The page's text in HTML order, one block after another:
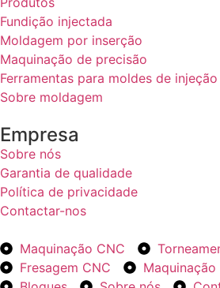
Fundição injectada
Moldagem por inserção
Maquinação de precisão
Ferramentas para moldes de injeção
Sobre moldagem
Empresa
Sobre nós
Garantia de qualidade
Política de privacidade
Contactar-nos
Maquinação CNC
Fresagem CNC